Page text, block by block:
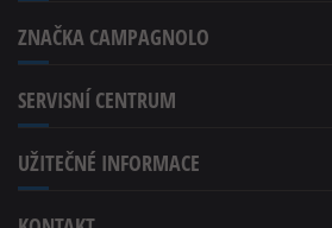
ZNAČKA CAMPAGNOLO
SERVISNÍ CENTRUM
UŽITEČNÉ INFORMACE